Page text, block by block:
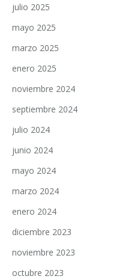
julio 2025
mayo 2025
marzo 2025
enero 2025
noviembre 2024
septiembre 2024
julio 2024
junio 2024
mayo 2024
marzo 2024
enero 2024
diciembre 2023
noviembre 2023
octubre 2023